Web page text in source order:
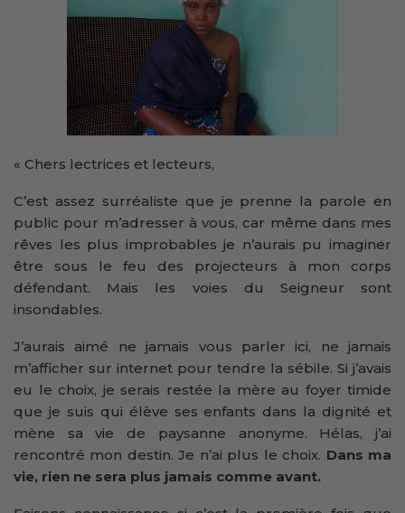
« Chers lectrices et lecteurs,
C’est assez surréaliste que je prenne la parole en
public pour m’adresser à vous, car même dans mes
rêves les plus improbables je n’aurais pu imaginer
être sous le feu des projecteurs à mon corps
défendant. Mais les voies du Seigneur sont
insondables.
J’aurais aimé ne jamais vous parler ici, ne jamais
m’afficher sur internet pour tendre la sébile. Si j’avais
eu le choix, je serais restée la mère au foyer timide
que je suis qui élève ses enfants dans la dignité et
mène sa vie de paysanne anonyme. Hélas, j’ai
rencontré mon destin. Je n’ai plus le choix. Dans ma
vie, rien ne sera plus jamais comme avant.